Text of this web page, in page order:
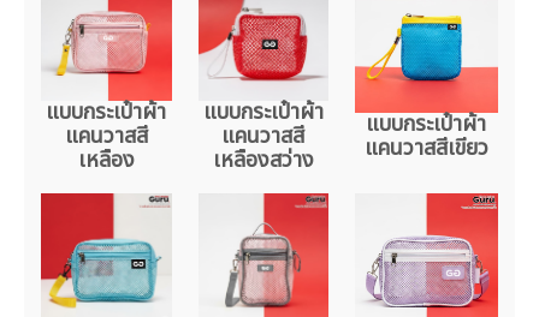
แบบกระเป๋าผ้า
แคนวาสสี
เหลือง
แบบกระเป๋าผ้า
แคนวาสสี
เหลืองสว่าง
แบบกระเป๋าผ้า
แคนวาสสีเขียว